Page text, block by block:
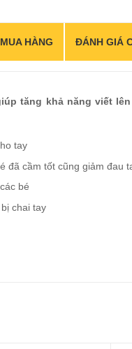
HÀNG ĐÁNH GIÁ
tăng khả năng viết
tay
cầm tốt cũng giảm đau
bé
chai tay